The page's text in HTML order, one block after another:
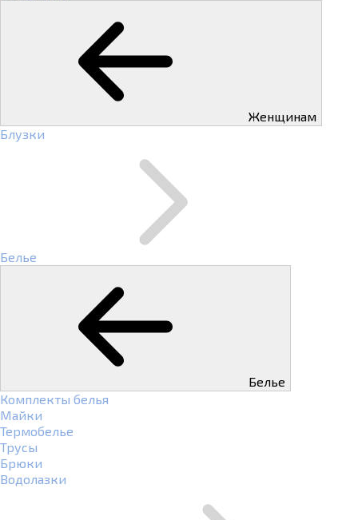
Женщинам
Блузки
Белье
Белье
Комплекты белья
Майки
Термобелье
Трусы
Брюки
Водолазки